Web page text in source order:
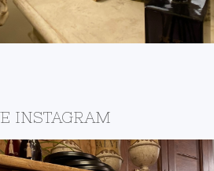
INSTAGRAM